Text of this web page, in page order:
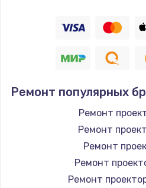
Ремонт популярных
Ремонт
Ремонт
Ремонт
Ремонт
Ремонт